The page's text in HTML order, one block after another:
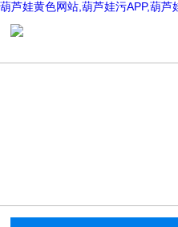
葫芦娃黄色网站,葫芦娃污APP,葫